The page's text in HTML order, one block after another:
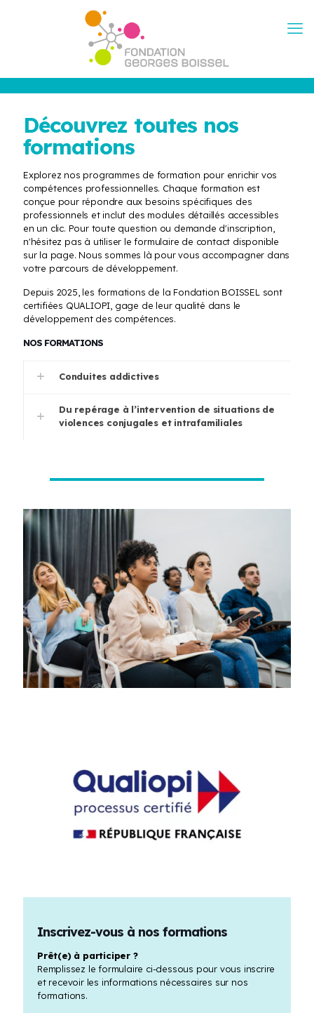
Découvrez toutes nos
formations
Explorez nos programmes de formation pour enrichir vos
compétences professionnelles. Chaque formation est
conçue pour répondre aux besoins spécifiques des
professionnels et inclut des modules détaillés accessibles
en un clic. Pour toute question ou demande d'inscription,
n'hésitez pas à utiliser le formulaire de contact disponible
sur la page. Nous sommes là pour vous accompagner dans
votre parcours de développement.
Depuis 2025, les formations de la Fondation BOISSEL sont
certifiées QUALIOPI, gage de leur qualité dans le
développement des compétences.
NOS FORMATIONS
Conduites addictives
Du repérage à l’intervention de situations de
violences conjugales et intrafamiliales
Inscrivez-vous à nos formations
Prêt(e) à participer ?
Remplissez le formulaire ci-dessous pour vous inscrire
et recevoir les informations nécessaires sur nos
formations.